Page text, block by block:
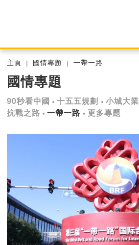
主頁 國情專題 一帶一路
國情專題
90秒看中國 十五五規劃 小城大業
抗戰之路
一帶一路 更多專題